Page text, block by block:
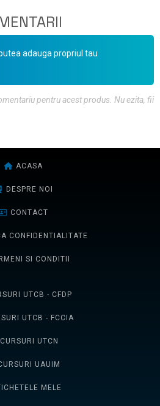
adauga propriul tau
pentru acest produs. Nu ezita, fii
ACASA
DESPRE NOI
CONTACT
CONFIDENTIALITATE
SI CONDITII
UTCB - CFDP
UTCB - FCCIA
CURSURI UTCN
UAUIM
MELE